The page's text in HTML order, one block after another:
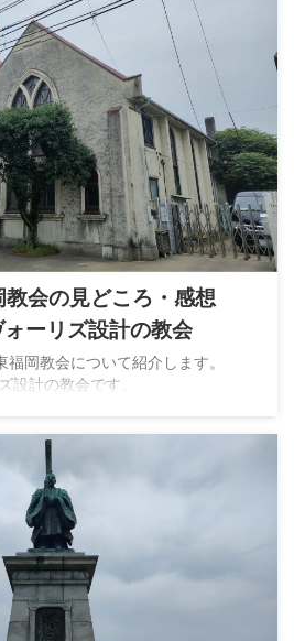
会の見どころ・感想
ーリズ設計の教会
岡教会について紹介します。
設計の教会です。